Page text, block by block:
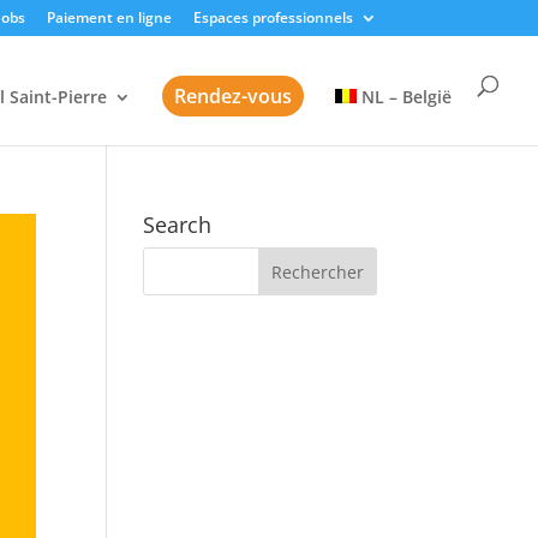
Paiement en ligne Espaces professionnels
Saint-Pierre Rendez-vous NL – België
Search